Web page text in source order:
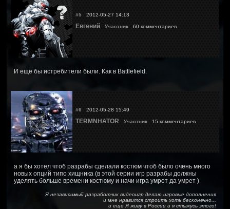
#5 2012-05-27 14:13
Евгений Участник 60 комментариев
И ещё бы истребители были. Как в Battlefield.
#6 2012-05-28 15:49
TERMNHATOR Участник 15 комментариев
а я бы хотел чтоб разрабы сделали костюм чтоб было очень много
новых опций типо хищника (в этой серии игр разрабы должны
уделять больше времени костюму и начи игра умрет да умрет )
Я независимый разработчик видеоигр делаю игровые дополнения
и мне нравится строить хоть бесконечно...
и еще Я живу в России и я стыжусь этого!